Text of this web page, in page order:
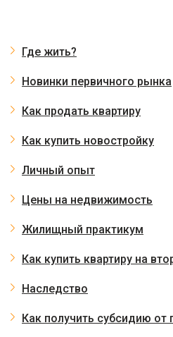
Где жить?
Новинки первичного рынка
Как продать квартиру
Как купить новостройку
Личный опыт
Цены на недвижимость
Жилищный практикум
Как купить квартиру на
Наследство
Как получить субсидию от